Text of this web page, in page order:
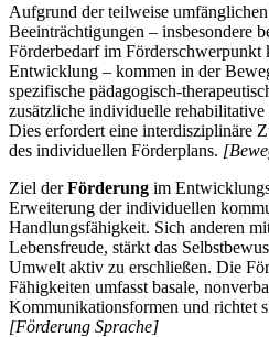
Aufgrund der teilweise
Beeinträchtigungen – insbesondere
Förderbedarf im Förderschwerpunkt
Entwicklung – kommen in der
spezifische pädagogisch-
zusätzliche individuelle
Dies erfordert eine interdisziplinäre
des individuellen Förderplans.
Ziel derFörderung im
Erweiterung der individuellen
Handlungsfähigkeit. Sich anderen
Lebensfreude, stärkt das
Umwelt aktiv zu erschließen. Die
Fähigkeiten umfasst basale,
Kommunikationsformen und richtet
[Förderung Sprache]